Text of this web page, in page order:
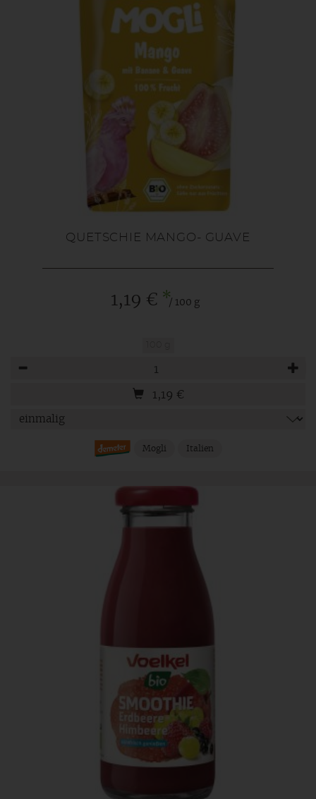
QUETSCHIE MANGO- GUAVE
1,19 € */ 100 g
1,19 €
Mogli Italien